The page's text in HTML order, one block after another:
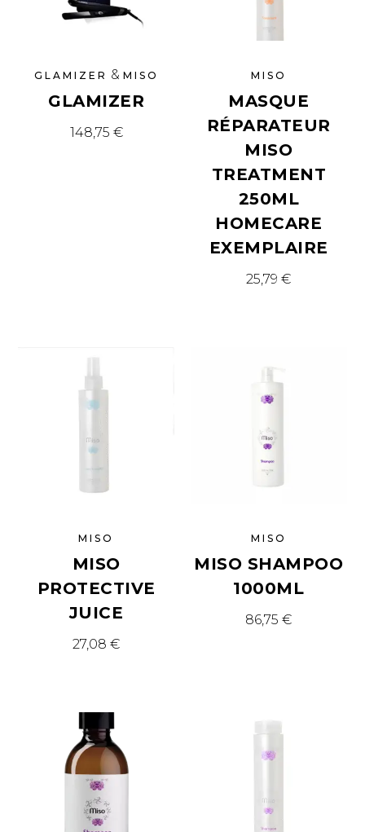
GLAMIZER & MISO
GLAMIZER
148,75 €
MISO
MASQUE
RÉPARATEUR
MISO
TREATMENT
250ML
HOMECARE
EXEMPLAIRE
25,79€
MISO
MISO
PROTECTIVE
JUICE
27,08€
MISO
MISO SHAMPOO
1000ML
86,75€